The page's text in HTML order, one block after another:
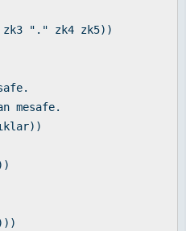
"." zk4 zk5))
mesafe.